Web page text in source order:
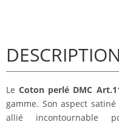
DESCRIPTION
LeCoton perlé DMC
gamme. Son aspect
allié incontournable